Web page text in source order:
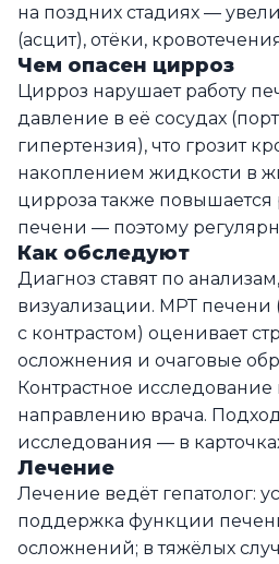
на поздних стадиях —
(асцит), отёки,
Чем опасен цирроз
Цирроз нарушает работу
давление в её сосудах
гипертензия), что грозит
накоплением жидкости в
цирроза также повышается
печени — поэтому
Как обследуют
Диагноз ставят по
визуализации. МРТ печени
с контрастом) оценивает
осложнения и очаговые
Контрастное
направлению врача.
исследования — в
Лечение
Лечение ведёт гепатолог:
поддержка функции
осложнений; в тяжёлых